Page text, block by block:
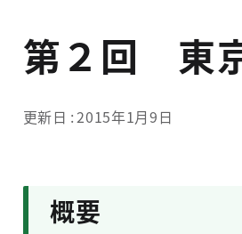
第２回 東
更新日 2015年1月9日
概要